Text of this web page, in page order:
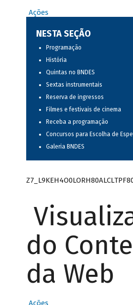
Ações
NESTA SEÇÃO
Programação
História
Quintas no BNDES
Sextas instrumentais
Reserva de ingressos
Filmes e festivais de cinema
Receba a programação
Concursos para Escolha de
Galeria BNDES
do
da Web